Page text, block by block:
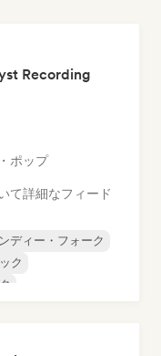
Recording
ポップ
て詳細なフィード
ディー・フォーク
ク